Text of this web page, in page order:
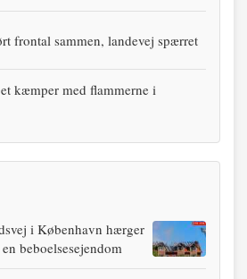
frontal sammen, landevej spærret
kæmper med flammerne i
i København hærger
beboelsesejendom